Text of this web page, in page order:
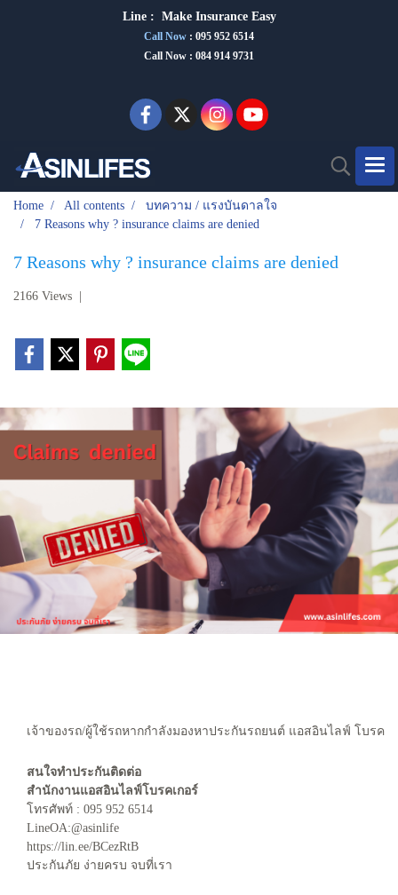
Line : Make Insurance Easy
Call Now : 095 952 6514
Call Now : 084 914 9731
Home All contents
บทความ / แรงบันดาลใจ
7 Reasons why ? insurance claims are denied
7 Reasons why ? insurance claims are denied
2166 Views
เจ้าของรถ/ผู้ใช้รถหากกำลังมองหาประกันรถยนต์ แอสอินไลฟ์ โบร
สนใจทำประกันติดต่อ
สำนักงานแอสอินไลฟ์โบรคเกอร์
โทรศัพท์ : 095 952 6514
LineOA:@asinlife
https://lin.ee/BCezRtB
ประกันภัย ง่ายครบ จบที่เรา